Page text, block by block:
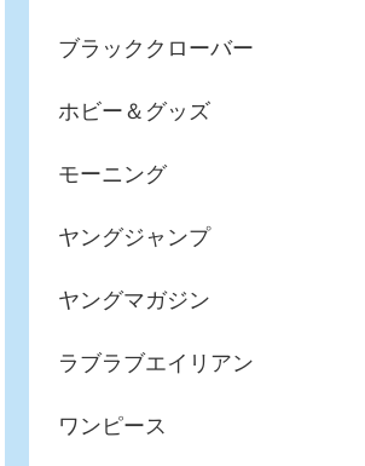
ブラッククローバー
ホビー＆グッズ
モーニング
ヤングジャンプ
ヤングマガジン
ラブラブエイリアン
ワンピース